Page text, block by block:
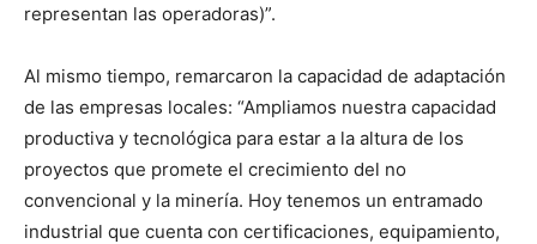
representan las operadoras)”.
Al mismo tiempo, remarcaron la capacidad de adaptación
de las empresas locales: “Ampliamos nuestra capacidad
productiva y tecnológica para estar a la altura de los
proyectos que promete el crecimiento del no
convencional y la minería. Hoy tenemos un entramado
industrial que cuenta con certificaciones, equipamiento,